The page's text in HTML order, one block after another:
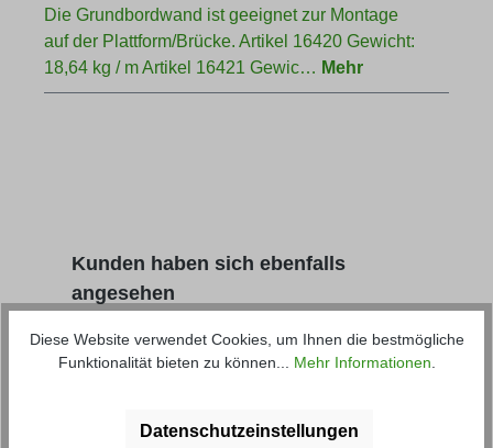
Die Grundbordwand ist geeignet zur Montage
auf der Plattform/Brücke. Artikel 16420 Gewicht:
18,64 kg / m Artikel 16421 Gewic… Mehr
Produktgalerie überspringen
Kunden haben sich ebenfalls
angesehen
Diese Website verwendet Cookies, um Ihnen die bestmögliche
Funktionalität bieten zu können... Mehr Informationen
Datenschutzeinstellungen